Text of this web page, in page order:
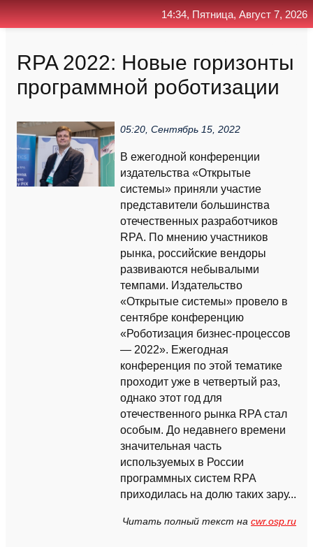
RPA 2022: Новые горизонты
программной роботизации
05:20, Сентябрь 15, 2022
В ежегодной конференции
издательства «Открытые
системы» приняли участие
представители большинства
отечественных разработчиков
RPA. По мнению участников
рынка, российские вендоры
развиваются небывалыми
темпами. Издательство
«Открытые системы» провело в
сентябре конференцию
«Роботизация бизнес-процессов
— 2022». Ежегодная
конференция по этой тематике
проходит уже в четвертый раз,
однако этот год для
отечественного рынка RPA стал
особым. До недавнего времени
значительная часть
используемых в России
программных систем RPA
приходилась на долю таких зару...
Читать полный текст на cwr.osp.ru
14:34, Пятница, Август 7, 2026